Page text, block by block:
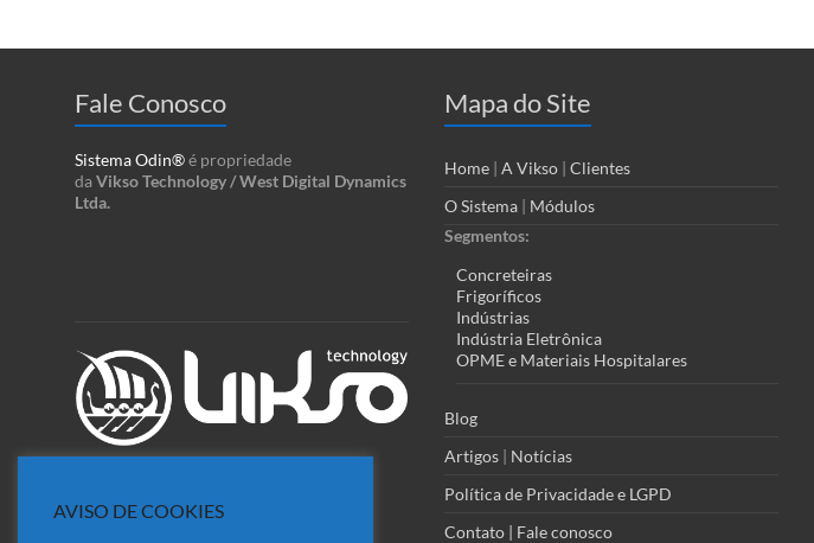
Fale Conosco
Sistema Odin®é propriedade
daVikso Technology / West Digital Dynamics
Ltda.
ESCREVA-NOS:(Acesse o Formulário
Mapa do Site
Home | A Vikso | Clientes
O Sistema | Módulos
Segmentos:
Concreteiras
Frigoríficos
Indústrias
Indústria Eletrônica
OPME e Materiais Hospitalares
Blog
Artigos | Notícias
Política de Privacidade e LGPD
Contato | Fale conosco
AVISO DE COOKIES